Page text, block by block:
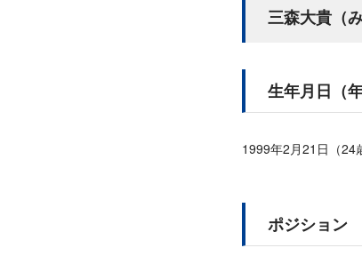
三森大貴（
生年月日（年
1999年2月21日（24
ポジション